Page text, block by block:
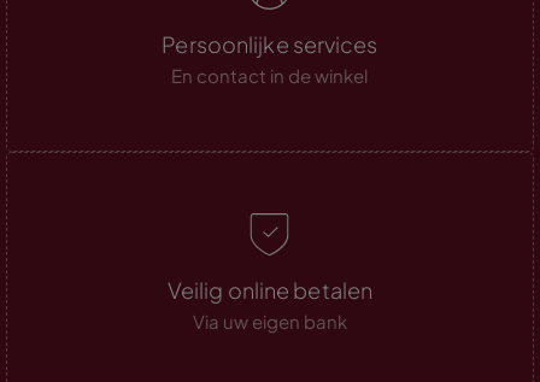
Persoonlijke services
En contact in de winkel
Veilig online betalen
Via uw eigen bank